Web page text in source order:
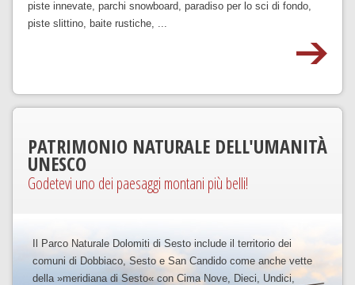
piste innevate, parchi snowboard, paradiso per lo sci di fondo,
piste slittino, baite rustiche, ...
PATRIMONIO NATURALE DELL'UMANITÀ
UNESCO
Godetevi uno dei paesaggi montani più belli!
Il Parco Naturale Dolomiti di Sesto include il territorio dei
comuni di Dobbiaco, Sesto e San Candido come anche vette
della »meridiana di Sesto« con Cima Nove, Dieci, Undici,